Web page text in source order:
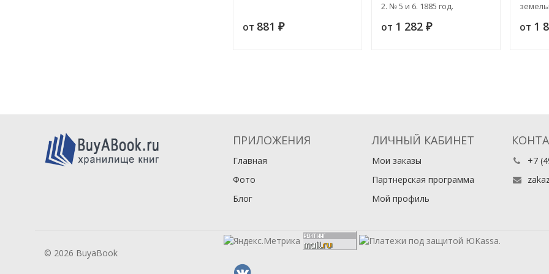
от 881 ₽
2. № 5 и 6. 1885 год.
иллюстрированный журнал
от 1 282 ₽ от 1
ПРИЛОЖЕНИЯ
Главная
Фото
Блог
ЛИЧНЫЙ КАБИНЕТ
Мои заказы
Партнерская программа
Мой профиль
+7
© 2026 BuyaBook